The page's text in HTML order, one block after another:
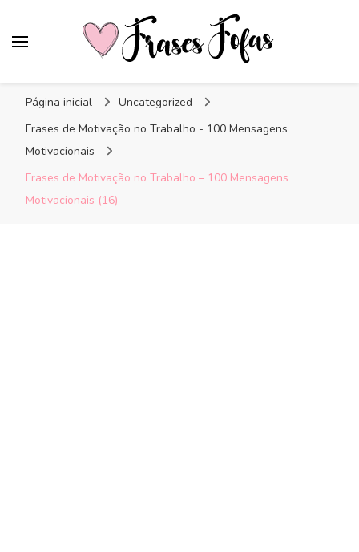
Página inicial
Uncategorized
Frases de Motivação no Trabalho - 100 Mensagens
Motivacionais
Frases de Motivação no Trabalho – 100 Mensagens
Motivacionais (16)